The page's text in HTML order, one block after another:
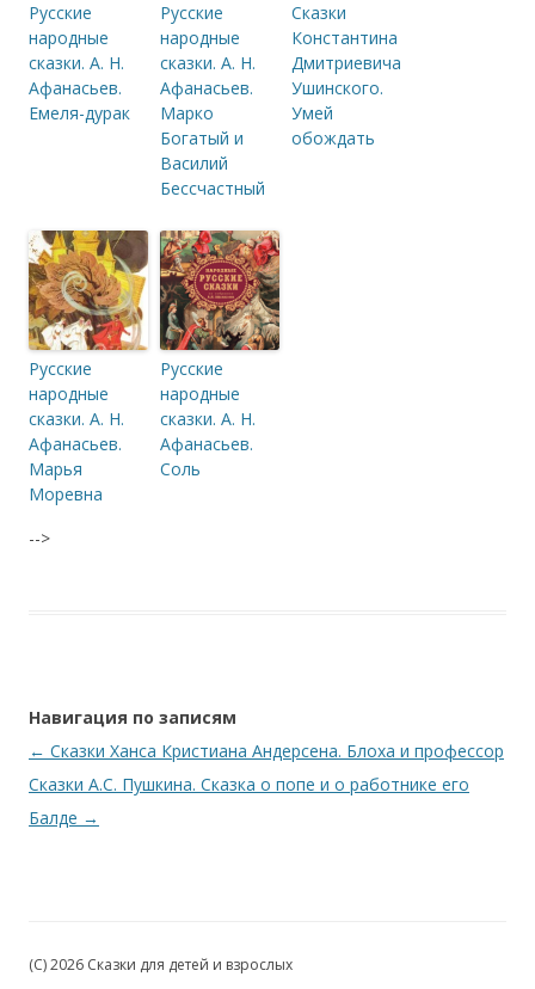
Русские
народные
сказки. А. Н.
Афанасьев.
Емеля-дурак
Русские
народные
сказки. А. Н.
Афанасьев.
Марко
Богатый и
Василий
Бессчастный
Сказки
Константина
Дмитриевича
Ушинского.
Умей
обождать
Русские
народные
сказки. А. Н.
Афанасьев.
Марья
Моревна
Русские
народные
сказки. А. Н.
Афанасьев.
Соль
-->
Навигация по записям
← Сказки Ханса Кристиана Андерсена. Блоха и профессор
Сказки А.С. Пушкина. Сказка о попе и о работнике его
Балде →
(C) 2026 Сказки для детей и взрослых